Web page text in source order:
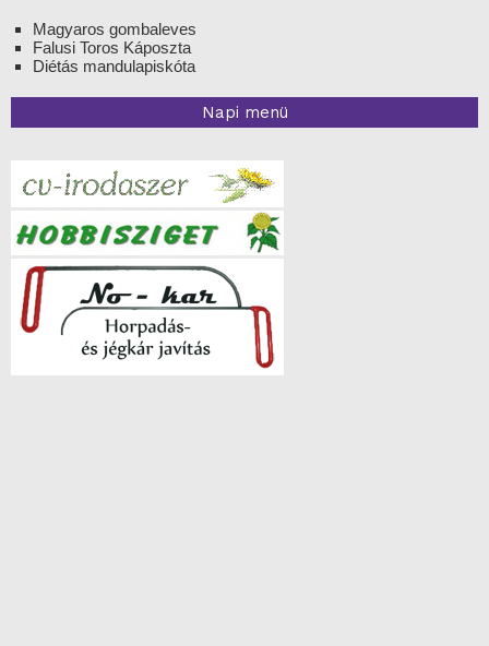
Magyaros gombaleves
Falusi Toros Káposzta
Diétás mandulapiskóta
Napi menü